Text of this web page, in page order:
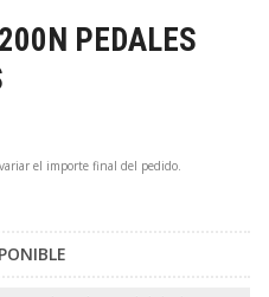
PEDALES
el importe final del pedido.